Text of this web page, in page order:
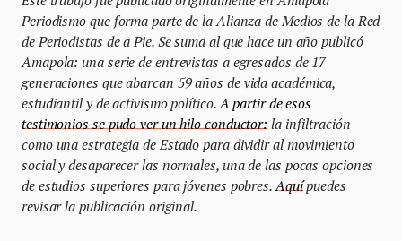
Periodismo que forma parte de la Alianza de Medios de la Red
de Periodistas de a Pie. Se suma al que hace un año publicó
Amapola: una serie de entrevistas a egresados de 17
generaciones que abarcan 59 años de vida académica,
estudiantil y de activismo político.A partir de esos
testimonios se pudo ver un hilo conductor: la infiltración
como una estrategia de Estado para dividir al movimiento
social y desaparecer las normales, una de las pocas opciones
de estudios superiores para jóvenes pobres.Aquípuedes
revisar la publicación original.